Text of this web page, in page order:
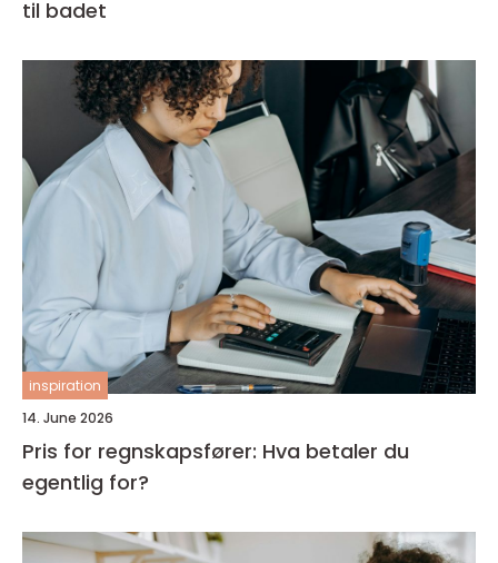
til badet
inspiration
14. June 2026
Pris for regnskapsfører: Hva betaler du
egentlig for?